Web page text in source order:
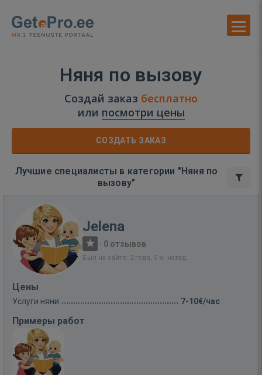
Няня по вызову
Создай заказ бесплатно
или посмотри цены
СОЗДАТЬ ЗАКАЗ
Лучшие специалисты в категории "Няня по
вызову"
Jelena
· 0 отзывов
Был на сайте: 2 года, 5 м. назад
Цены
Услуги няни 7-10€/час
Примеры работ